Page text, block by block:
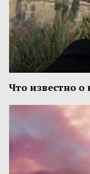
Что известно